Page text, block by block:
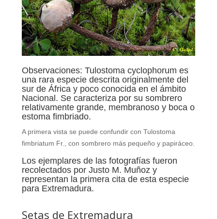
Observaciones: Tulostoma cyclophorum es
una rara especie descrita originalmente del
sur de África y poco conocida en el ámbito
Nacional. Se caracteriza por su sombrero
relativamente grande, membranoso y boca o
estoma fimbriado.
A primera vista se puede confundir con Tulostoma
fimbriatum Fr., con sombrero más pequeño y papiráceo.
Los ejemplares de las fotografías fueron
recolectados por Justo M. Muñoz y
representan la primera cita de esta especie
para Extremadura.
Setas de Extremadura